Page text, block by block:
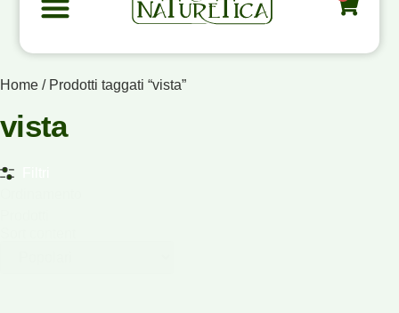
Home / Prodotti taggati “vista”
vista